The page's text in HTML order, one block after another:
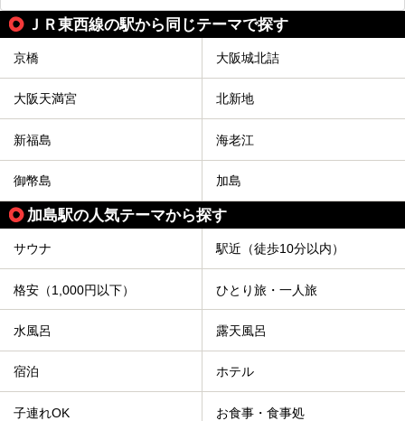
ＪＲ東西線の駅から同じテーマで探す
京橋 大阪城北詰
大阪天満宮 北新地
新福島 海老江
御幣島 加島
加島駅の人気テーマから探す
サウナ 駅近（徒歩10分以内）
格安（1,000円以下） ひとり旅・一人旅
水風呂 露天風呂
宿泊 ホテル
子連れOK お食事・食事処